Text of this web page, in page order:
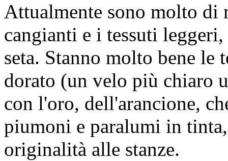
Attualmente sono molto
cangianti e i tessuti
seta. Stanno molto bene le
dorato (un velo più chiaro
con l'oro, dell'arancione,
piumoni e paralumi in
originalità alle stanze.